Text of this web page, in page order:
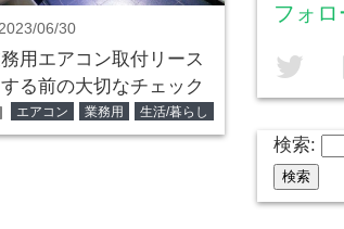
2023/06/30
用エアコン取付リース
る前の大切なチェック
エアコン 業務用 生活/暮らし
フォロ
twitter
検索: